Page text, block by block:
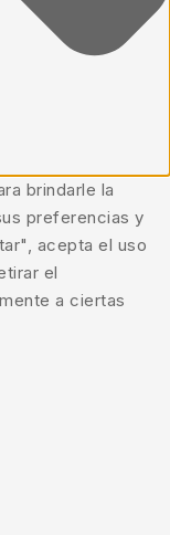
brindarle la
preferencias y
acepta el uso
el
a ciertas